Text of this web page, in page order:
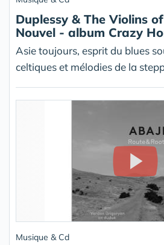
Duplessy & The Violins
Nouvel - album Crazy
Asie toujours, esprit du blues
celtiques et mélodies de la
Musique & Cd